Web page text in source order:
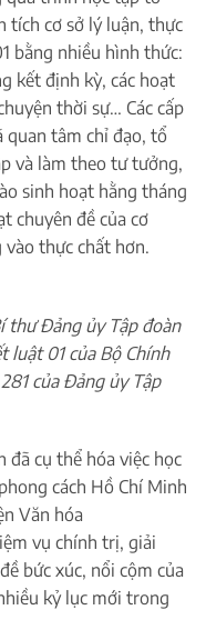
tích cơ sở lý luận, thực
bằng nhiều hình thức:
kết định kỳ, các hoạt
thời sự… Các cấp
quan tâm chỉ đạo, tổ
và làm theo tư tưởng,
sinh hoạt hằng tháng
chuyên đề của cơ
thực chất hơn.
thư Đảng ủy Tập đoàn
luật 01 của Bộ Chính
của Đảng ủy Tập
đã cụ thể hóa việc học
cách Hồ Chí Minh
Văn hóa
vụ chính trị, giải
bức xúc, nổi cộm của
kỷ lục mới trong